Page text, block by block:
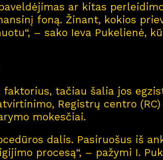
ar kitas
foną. Žinant, kokios
– sako Ieva Pukelienė,
tačiau šalia jos
Registrų centro
mokesčiai.
dalis. Pasiruošus iš
procesą“, – pažymi I.